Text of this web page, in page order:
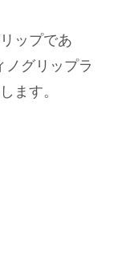
ップであ
ノグリップラ
ます。